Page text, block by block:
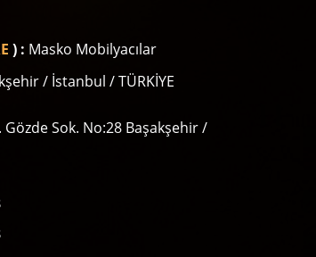
) : Masko Mobilyacılar
/ İstanbul / TÜRKİYE
Gözde Sok. No:28 Başakşehir /